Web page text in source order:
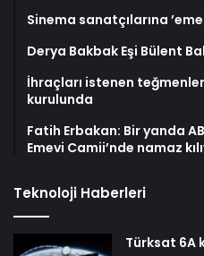
Sinema sanatçılarına
Derya Bakbak Eşi Bülent
İhraçları istenen
kurulunda
Fatih Erbakan: Bir yanda
Emevi Camii’nde namaz
Teknoloji Haberleri
Türksat 6A